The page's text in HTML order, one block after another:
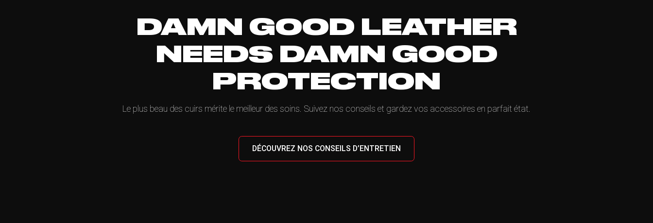
DAMN GOOD LEATHER
NEEDS DAMN GOOD
PROTECTION
Le plus beau des cuirs mérite le meilleur des soins. Suivez nos conseils et gardez vos accessoires en parfait état.
DÉCOUVREZ NOS CONSEILS D’ENTRETIEN